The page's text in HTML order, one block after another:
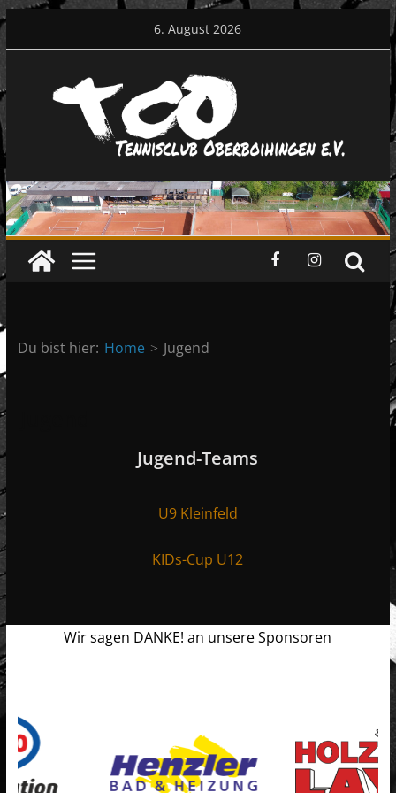
Zum
Inhalt
6. August 2026
Du bist hier: Home Jugend
Jugend-Teams
U9 Kleinfeld
KIDs-Cup U12
Wir sagen DANKE! an unsere Sponsoren